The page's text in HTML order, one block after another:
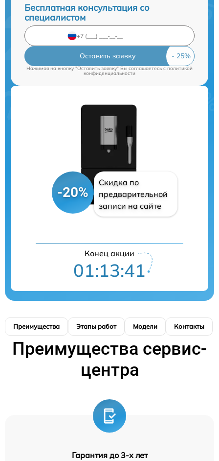
Бесплатная консультация со
специалистом
Оставить заявку
Нажимая на кнопку "Оставить заявку" Вы соглашаетесь c политикой
конфиденциальности
-20%
Скидка по
предварительной
записи на сайте
Конец акции
01:13:40
Преимущества Этапы работ Модели Контакты
Преимущества сервис-
центра
Гарантия до 3-х лет